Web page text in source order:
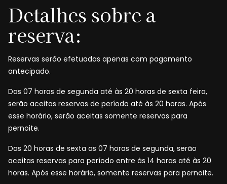
Detalhes sobre a
reserva:
Reservas serão efetuadas apenas com pagamento
antecipado.
Das 07 horas de segunda até às 20 horas de sexta feira,
serão aceitas reservas de período até às 20 horas. Após
esse horário, serão aceitas somente reservas para
pernoite.
Das 20 horas de sexta as 07 horas de segunda, serão
aceitas reservas para período entre às 14 horas até às 20
horas. Após esse horário, somente reservas para pernoite.